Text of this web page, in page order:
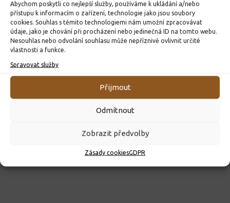
Abychom poskytli co nejlepší služby, používáme k ukládání a/nebo
přístupu k informacím o zařízení, technologie jako jsou soubory
cookies. Souhlas s těmito technologiemi nám umožní zpracovávat
údaje, jako je chování při procházení nebo jedinečná ID na tomto webu.
Nesouhlas nebo odvolání souhlasu může nepříznivě ovlivnit určité
vlastnosti a funkce.
Spravovat služby
Přijmout
Odmítnout
Zobrazit předvolby
Zásady cookiesGDPR
ROZHODNUTÍ O PŘIJETÍ K PŘEDŠKOLNÍMU VZDĚLÁVÁNÍ
PRO ROK 2026